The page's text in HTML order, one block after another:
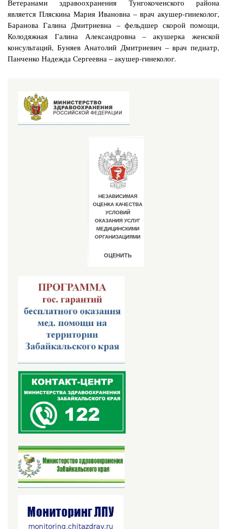
Ветеранами здравоохранения Тунгокоченского района
является Пляскина Мария Ивановна – врач акушер-гинеколог,
Баранова Галина Дмитриевна – фельдшер скорой помощи,
Колодяжная Галина Александровна – акушерка женской
консультаций, Буняев Анатолий Дмитриевич – врач педиатр,
Панченко Надежда Сергеевна – акушер-гинеколог.